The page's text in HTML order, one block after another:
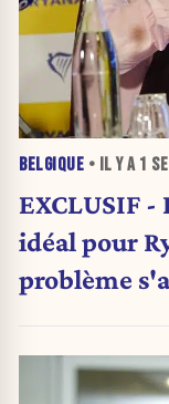
BELGIQUE • IL Y A 1
EXCLUSIF
idéal pour
problème